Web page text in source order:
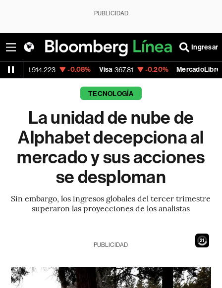
PUBLICIDAD
Ingresar
-0.08% Visa 367.81 -0.20% MercadoLibre 1,781.00 -
TECNOLOGÍA
La unidad de nube de
Alphabet decepciona al
mercado y sus acciones
se desploman
Sin embargo, los ingresos globales del tercer trimestre
superaron las proyecciones de los analistas
19
PUBLICIDAD